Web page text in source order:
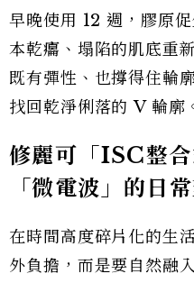
早晚使用 12 週，膠原
本乾癟、塌陷的肌底重
既有彈性、也撐得住輪
找回乾淨俐落的 V 輪廓
修麗可「ISC整
「微電波」的日
在時間高度碎片化的生
外負擔，而是要自然融